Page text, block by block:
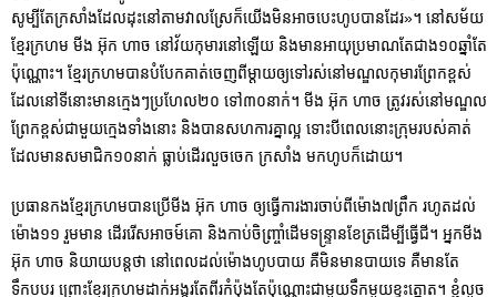
សូម្បីតែក្រសាំងដែលដុះនៅតាមវាលស្រែក៏យើងមិនអាចបេះហូបបានដែរ»។ នៅសម័យ
ខ្មែរក្រហម មីង អ៊ុក ហាច នៅវ័យកុមារនៅឡើយ និងមានអាយុប្រមាណតែជាង១០ឆ្នាំតែ
ប៉ុណ្ណោះ។ ខ្មែរក្រហមបានបំបែកគាត់ចេញពីម្តាយឲ្យទៅរស់នៅមណ្ឌលកុមារព្រែកខ្ពស់
ដែលនៅទីនោះមានក្មេងៗប្រហែល២០ ទៅ៣០នាក់។ មីង អ៊ុក ហាច ត្រូវរស់នៅមណ្ឌល
ព្រែកខ្ពស់ជាមួយក្មេងទាំងនោះ និងបានសហការគ្នាល្អ ទោះបីពេលនោះក្រុមរបស់គាត់
ដែលមានសមាជិក១០នាក់ ធ្លាប់ដើរលួចចេក​​ ក្រសាំង មកហូបក៏ដោយ។
ប្រធានកងខ្មែរក្រហមបានប្រើមីង អ៊ុក ហាច ឲ្យធ្វើការងារចាប់ពីម៉ោង៧ព្រឹក រហូតដល់
ម៉ោង១១ រួមមាន ដើររើសអាចម៍គោ និងកាប់ចិញ្ច្រាំដើមទន្រ្ទានខែត្រដើម្បីធ្វើជី។ អ្នកមីង
អ៊ុក ហាច និយាយបន្តថា នៅពេលដល់ម៉ោងហូបបាយ គឺមិនមានបាយទេ គឺមានតែ
ទឹកបបរ ព្រោះខ្មែរក្រហមដាក់អង្ករតែពីរកំប៉ុងតែប៉ុណ្ណោះជាមួយទឹកមួយខ្ទះត្នោត។ ខ្ញុំលួច